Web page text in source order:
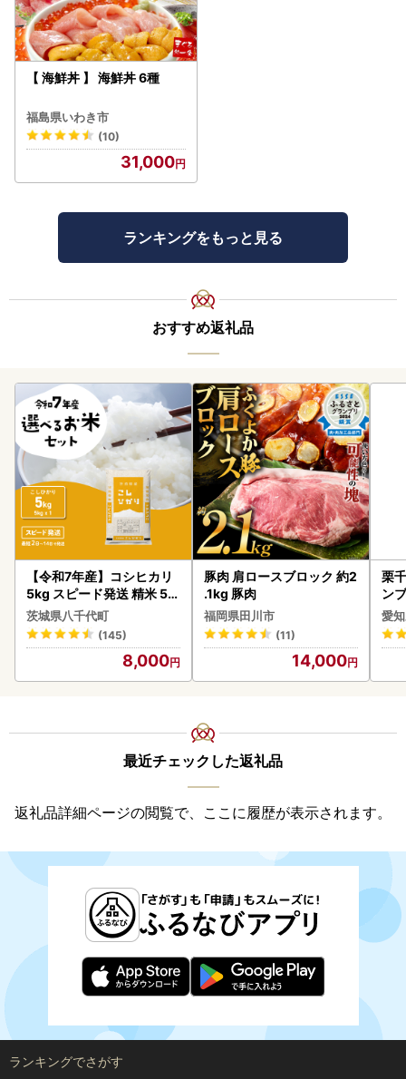
【 海鮮丼 】 海鮮丼 6種
福島県いわき市
(10)
31,000
ランキングをもっと見る
おすすめ返礼品
【令和7年産】コシヒカリ
5kg スピード発送 精米 5k
g x 1袋 白米 茨城県 八千代
町
茨城県八千代町
(145)
8,000
豚肉 肩ロースブロック 約2
.1kg 豚肉
福岡県田川市
(11)
14,000
栗
ン
デ
愛
最近チェックした返礼品
返礼品詳細ページの閲覧で、ここに履歴が表示されます。
ランキングでさがす